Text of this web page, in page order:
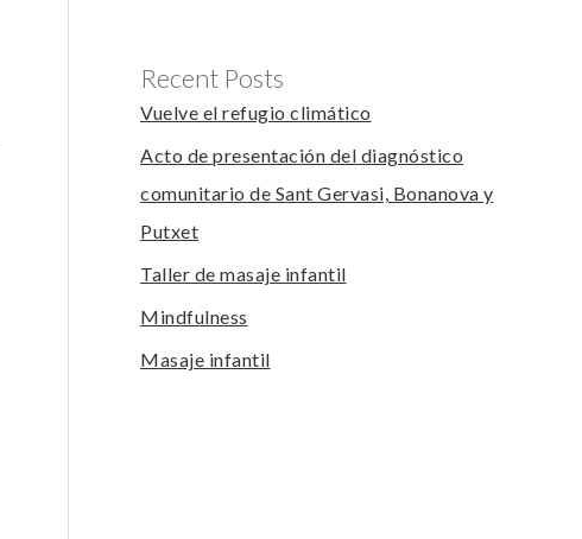
Recent Posts
Vuelve el refugio climático
Acto de presentación del diagnóstico
comunitario de Sant Gervasi, Bonanova y
Putxet
Taller de masaje infantil
Mindfulness
Masaje infantil